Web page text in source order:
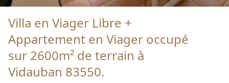
Villa en Viager Libre +
Appartement en Viager occupé
sur 2600m² de terrain à
Vidauban 83550.